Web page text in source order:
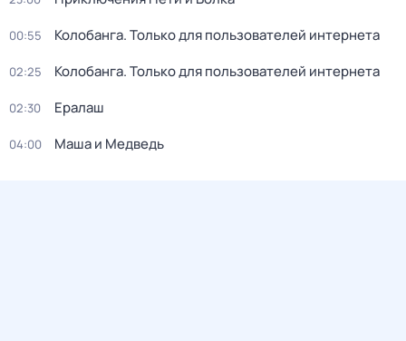
00:55 Колобанга. Только для пользователей интернета
02:25 Колобанга. Только для пользователей интернета
02:30 Ералаш
04:00 Маша и Медведь